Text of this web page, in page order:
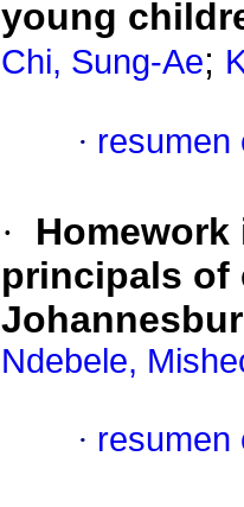
young
Chi, Sung-Ae;
· resumen
·
principals of
Ndebele,
· resumen